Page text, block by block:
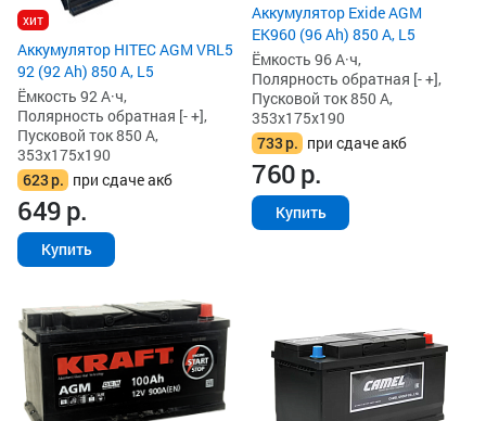
хит
Аккумулятор HITEC AGM VRL5
92 (92 Ah) 850 А, L5
Ёмкость 92 А·ч,
Полярность обратная [- +],
Пусковой ток 850 А,
353x175x190
623р. при сдаче акб
649р.
Купить
Аккумулятор Exide AGM
EK960 (96 Ah) 850 А, L5
Ёмкость 96 А·ч,
Полярность обратная [- +],
Пусковой ток 850 А,
353x175x190
733р. при сдаче акб
760р.
Купить